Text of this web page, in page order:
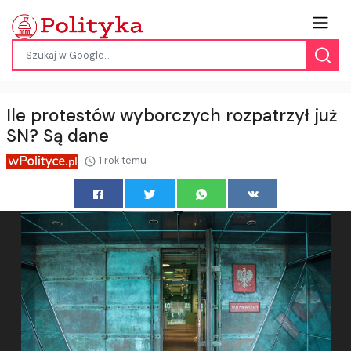
Ile protestów wyborczych rozpatrzył już
SN? Są dane
1 rok temu